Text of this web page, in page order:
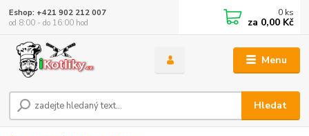
Menu
Hledat
Eshop: +421 902 212 007
od 8:00 - do 16:00 hod
0 ks
za 0,00 Kč